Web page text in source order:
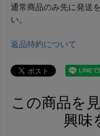
通常商品のみ先に発送
い。
返品特約について
この商品を
興味